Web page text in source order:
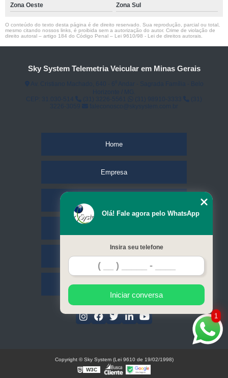
Zona Oeste Zona Sul
O conteúdo do texto desta página é de direito reservado. Sua reprodução, parcial ou total,
mesmo citando nossos links, é proibida sem a autorização do autor. Crime de violação de
direito autoral – artigo 184 do Código Penal – Lei 9610/98 - Lei de direitos autorais
Sky System Telemetria Veicular em Minas Gerais
Home
Empresa
Contato
Mapa do site
1
Olá! Fale agora pelo WhatsApp
Insira seu telefone
Iniciar conversa
Copyright © Sky System (Lei 9610 de 19/02/1998)
W3C